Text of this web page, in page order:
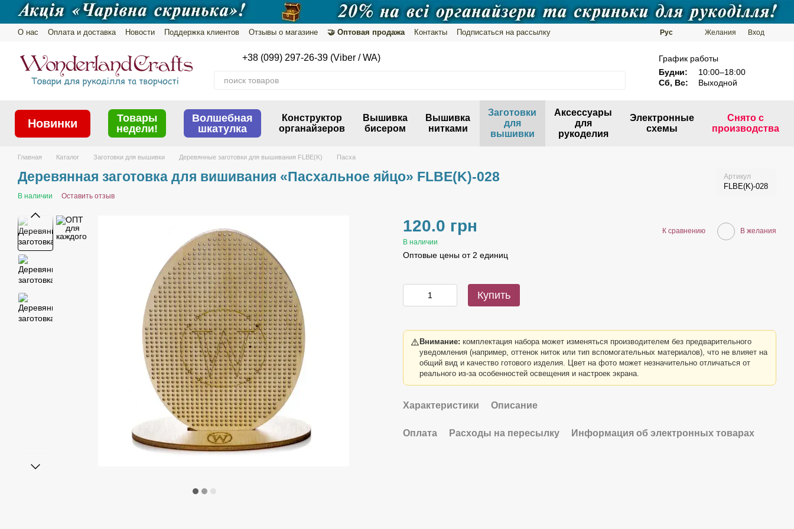
Перейти к основному контенту
О нас Оплата и доставка Новости Поддержка клиентов Отзывы о магазине 🤝 Оптовая продажа Контакты
Подписаться на рассылку
Рус Желания Вход
+38 (099) 297-26-39 (Viber / WA)
График работы
Будни:
10:00–18:00
Сб, Вс:
Выходной
Новинки
Товары
недели!
Волшебная
шкатулка
Конструктор
органайзеров
Вышивка
бисером
Вышивка
нитками
Заготовки
для
вышивки
Аксессуары
для
рукоделия
Электронные
схемы
Снято с
производства
Главная Каталог Заготовки для вышивки Деревянные заготовки для вышивания FLBE(K) Пасха
Деревянная заготовка для вишивания «Пасхальное яйцо» FLBE(K)-028 Артикул
FLBE(K)-028
В наличии Оставить отзыв
120.0 грн
В наличии
К сравнению В желания
Оптовые цены от 2 единиц
Купить
⚠️ Внимание: комплектация набора может изменяться производителем без предварительного
уведомления (например, оттенок ниток или тип вспомогательных материалов), что не влияет на
общий вид и качество готового изделия. Цвет на фото может незначительно отличаться от
реального из-за особенностей освещения и настроек экрана.
Характеристики Описание
Оплата Расходы на пересылку Информация об электронных товарах